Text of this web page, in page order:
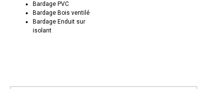
Bardage PVC
Bardage Bois ventilé
Bardage Enduit sur
isolant